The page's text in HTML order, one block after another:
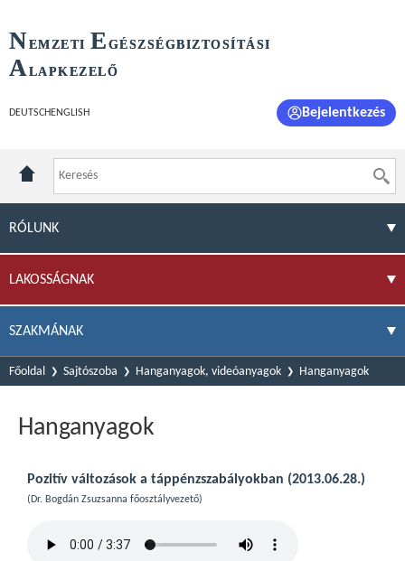
NEMZETI E GÉSZSÉGBIZTOSÍTÁSI
ALAPKEZELŐ
DEUTSCH ENGLISH Bejelentkezés
RÓLUNK
LAKOSSÁGNAK
SZAKMÁNAK
Főoldal Sajtószoba Hanganyagok, videóanyagok Hanganyagok
Hanganyagok
Pozitív változások a táppénzszabályokban (2013.06.28.)
(Dr. Bogdán Zsuzsanna főosztályvezető)